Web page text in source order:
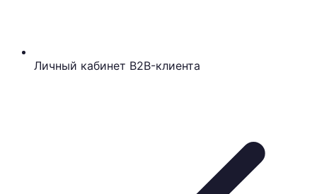
Личный кабинет B2B-клиента